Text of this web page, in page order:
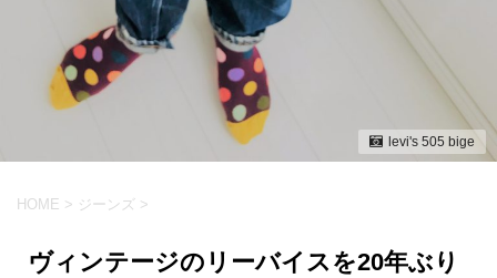
levi's 505 bige
HOME > ジーンズ >
ヴィンテージのリーバイスを20年ぶり